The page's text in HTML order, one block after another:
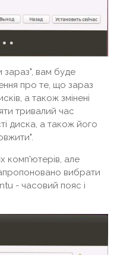
зараз", вам буде
про те, що зараз
а також змінені
тривалий час
диска, а також його
комп'ютерів, але
вибрати
- часовий пояс і